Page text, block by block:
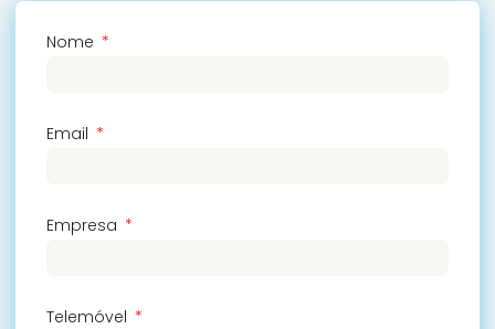
Nome
Email
Empresa
Telemóvel